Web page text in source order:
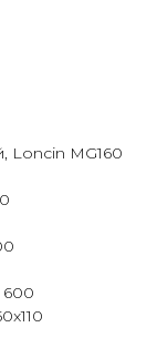
Loncin MG160
600